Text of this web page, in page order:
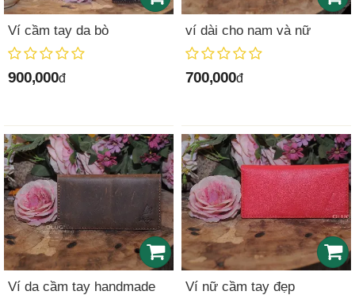
Ví cầm tay da bò
900,000đ
ví dài cho nam và nữ
700,000đ
Ví da cầm tay handmade Ví nữ cầm tay đẹp